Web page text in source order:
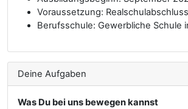
Voraussetzung: Realschulabschluss
Berufsschule: Gewerbliche Schule
Deine Aufgaben
Was Du bei uns bewegen kannst